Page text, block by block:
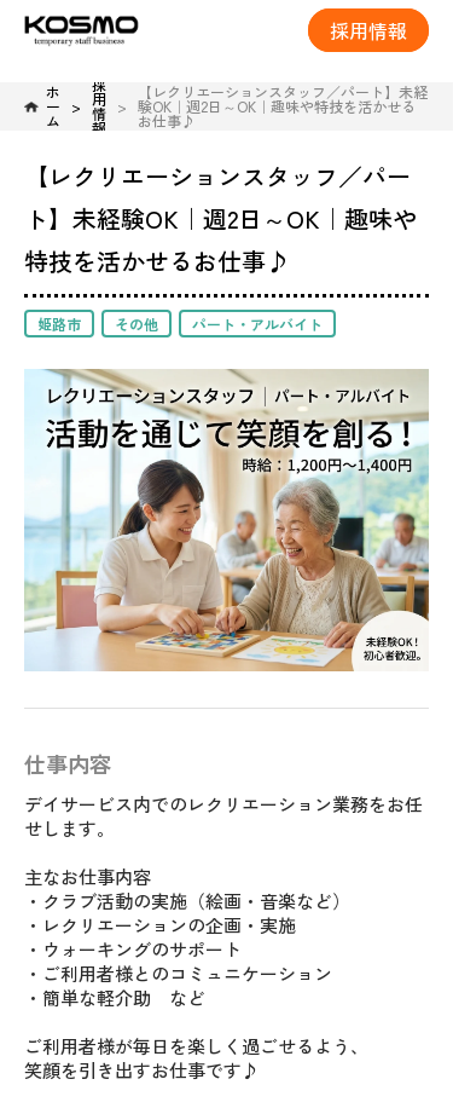
採用情報
ホ
ー
ム
採
用
情
報
【レクリエーションスタッフ／パート】未経
験OK｜週2日～OK｜趣味や特技を活かせる
お仕事♪
【レクリエーションスタッフ／パー
ト】未経験OK｜週2日～OK｜趣味や
特技を活かせるお仕事♪
姫路市 その他 パート・アルバイト
仕事内容
デイサービス内でのレクリエーション業務をお任
せします。
主なお仕事内容
・クラブ活動の実施（絵画・音楽など）
・レクリエーションの企画・実施
・ウォーキングのサポート
・ご利用者様とのコミュニケーション
・簡単な軽介助 など
ご利用者様が毎日を楽しく過ごせるよう、
笑顔を引き出すお仕事です♪